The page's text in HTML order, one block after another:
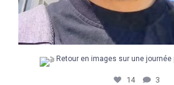
Retour en images sur une
14 3